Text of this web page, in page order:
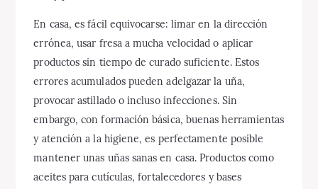
En casa, es fácil equivocarse: limar en la dirección
errónea, usar fresa a mucha velocidad o aplicar
productos sin tiempo de curado suficiente. Estos
errores acumulados pueden adelgazar la uña,
provocar astillado o incluso infecciones. Sin
embargo, con formación básica, buenas herramientas
y atención a la higiene, es perfectamente posible
mantener unas uñas sanas en casa. Productos como
aceites para cutículas, fortalecedores y bases